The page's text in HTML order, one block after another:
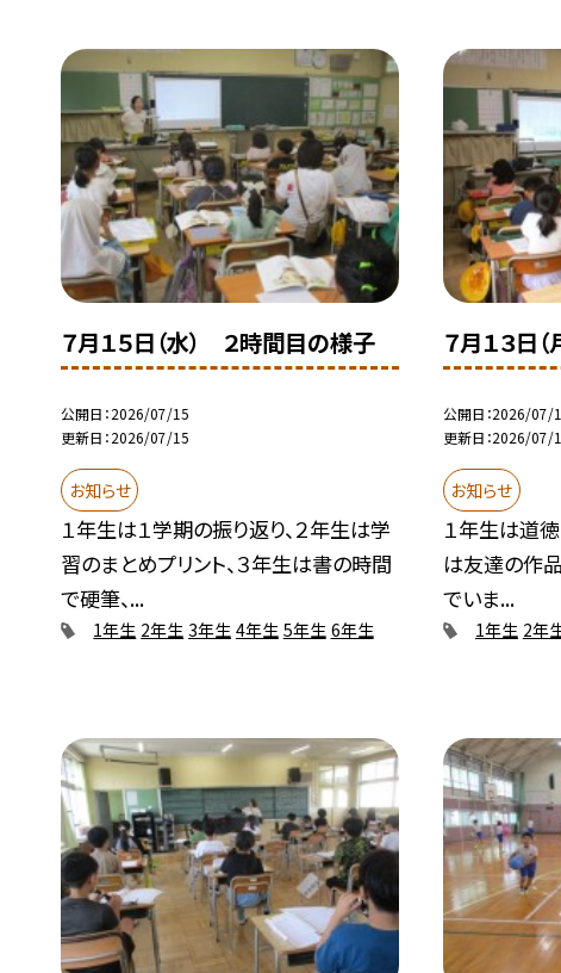
７月１５日（水） ２時間目の様子
公開日 2026/07/15
更新日 2026/07/15
お知らせ
１年生は１学期の振り返り、２年生は学
習のまとめプリント、３年生は書の時間
で硬筆、...
1年生 2年生 3年生 4年生 5年生 6年生
７月１３日
公開日 2026/07/
更新日 2026/07/
お知らせ
１年生は道徳
は友達の作
でいま...
1年生 2年